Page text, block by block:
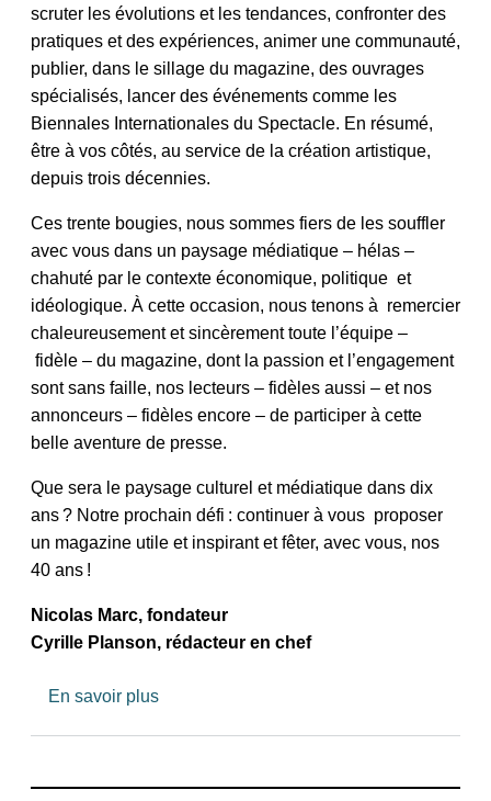
scruter les évolutions et les tendances, confronter des
pratiques et des expériences, animer une communauté,
publier, dans le sillage du magazine, des ouvrages
spécialisés, lancer des événements comme les
Biennales Internationales du Spectacle. En résumé,
être à vos côtés, au service de la création artistique,
depuis trois décennies.
Ces trente bougies, nous sommes fiers de les souffler
avec vous dans un paysage médiatique – hélas –
chahuté par le contexte économique, politique et
idéologique. À cette occasion, nous tenons à remercier
chaleureusement et sincèrement toute l’équipe –
fidèle – du magazine, dont la passion et l’engagement
sont sans faille, nos lecteurs – fidèles aussi – et nos
annonceurs – fidèles encore – de participer à cette
belle aventure de presse.
Que sera le paysage culturel et médiatique dans dix
ans ? Notre prochain défi : continuer à vous proposer
un magazine utile et inspirant et fêter, avec vous, nos
40 ans !
Nicolas Marc, fondateur
Cyrille Planson, rédacteur en chef
En savoir plussur 30 ans d’engagement